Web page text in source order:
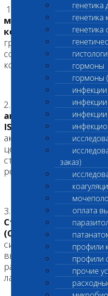
генетика
генетика
гормоны
гормоны
заказ)
оплата
профили
профили
прочие
1.
«Шанс Био» –
комплекс, с
грамотной логистикой,
современными
контроля. Большие
2.
Аккредитация в
аккредитации
ISO/IEC 17025-2019.
аккредитована в
центра по
стандартам,
результатов
3.
Все процессы
Стандартным
(СОП) «Шанс Био»и
системы контроля.
высокое качество
разными сотрудниками
лабораторных офисах.